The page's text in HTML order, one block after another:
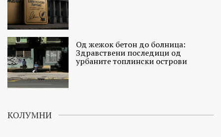
Од жежок бетон до болница:
Здравствени последици од
урбаните топлински острови
КОЛУМНИ